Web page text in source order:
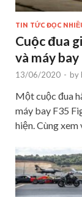
TIN TỨC ĐỌC
Cuộc đua
và máy
13/06/2020 - by
Một cuộc đua
máy bay F35
hiện. Cùng